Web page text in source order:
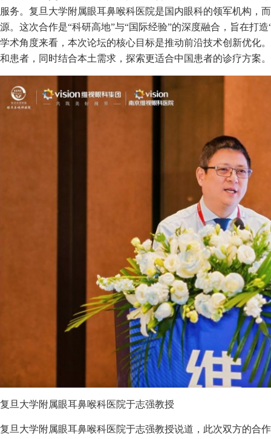
服务。复旦大学附属眼耳鼻喉科医院是国内眼科的领军机构，
源。这次合作是“科研高地”与“国际经验”的深度融合，旨在打
学术角度来看，本次论坛的核心目标是推动前沿技术创新优化
和患者，同时结合本土需求，探索更适合中国患者的诊疗方案。
复旦大学附属眼耳鼻喉科医院于志强教授
复旦大学附属眼耳鼻喉科医院于志强教授说道，此次双方的合